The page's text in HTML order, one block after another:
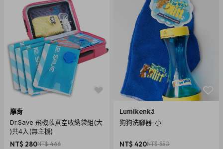
商品規格
容量：32GB
無線連接或輕鬆插上USB連接埠
安全性：支援WPA2 的 Wi-Fi 網路密碼保護
USB 連接埠：USB 2.0
尺寸：77 x 19 x 11mm
運作溫度：0℃-45℃
摩肯
Dr.Save 飛機款真空收納袋組(大
)共4入(無主機)
NT$ 280NT$ 466
Lumikenkä
狗狗洗腳器-小
NT$ 420NT$ 550